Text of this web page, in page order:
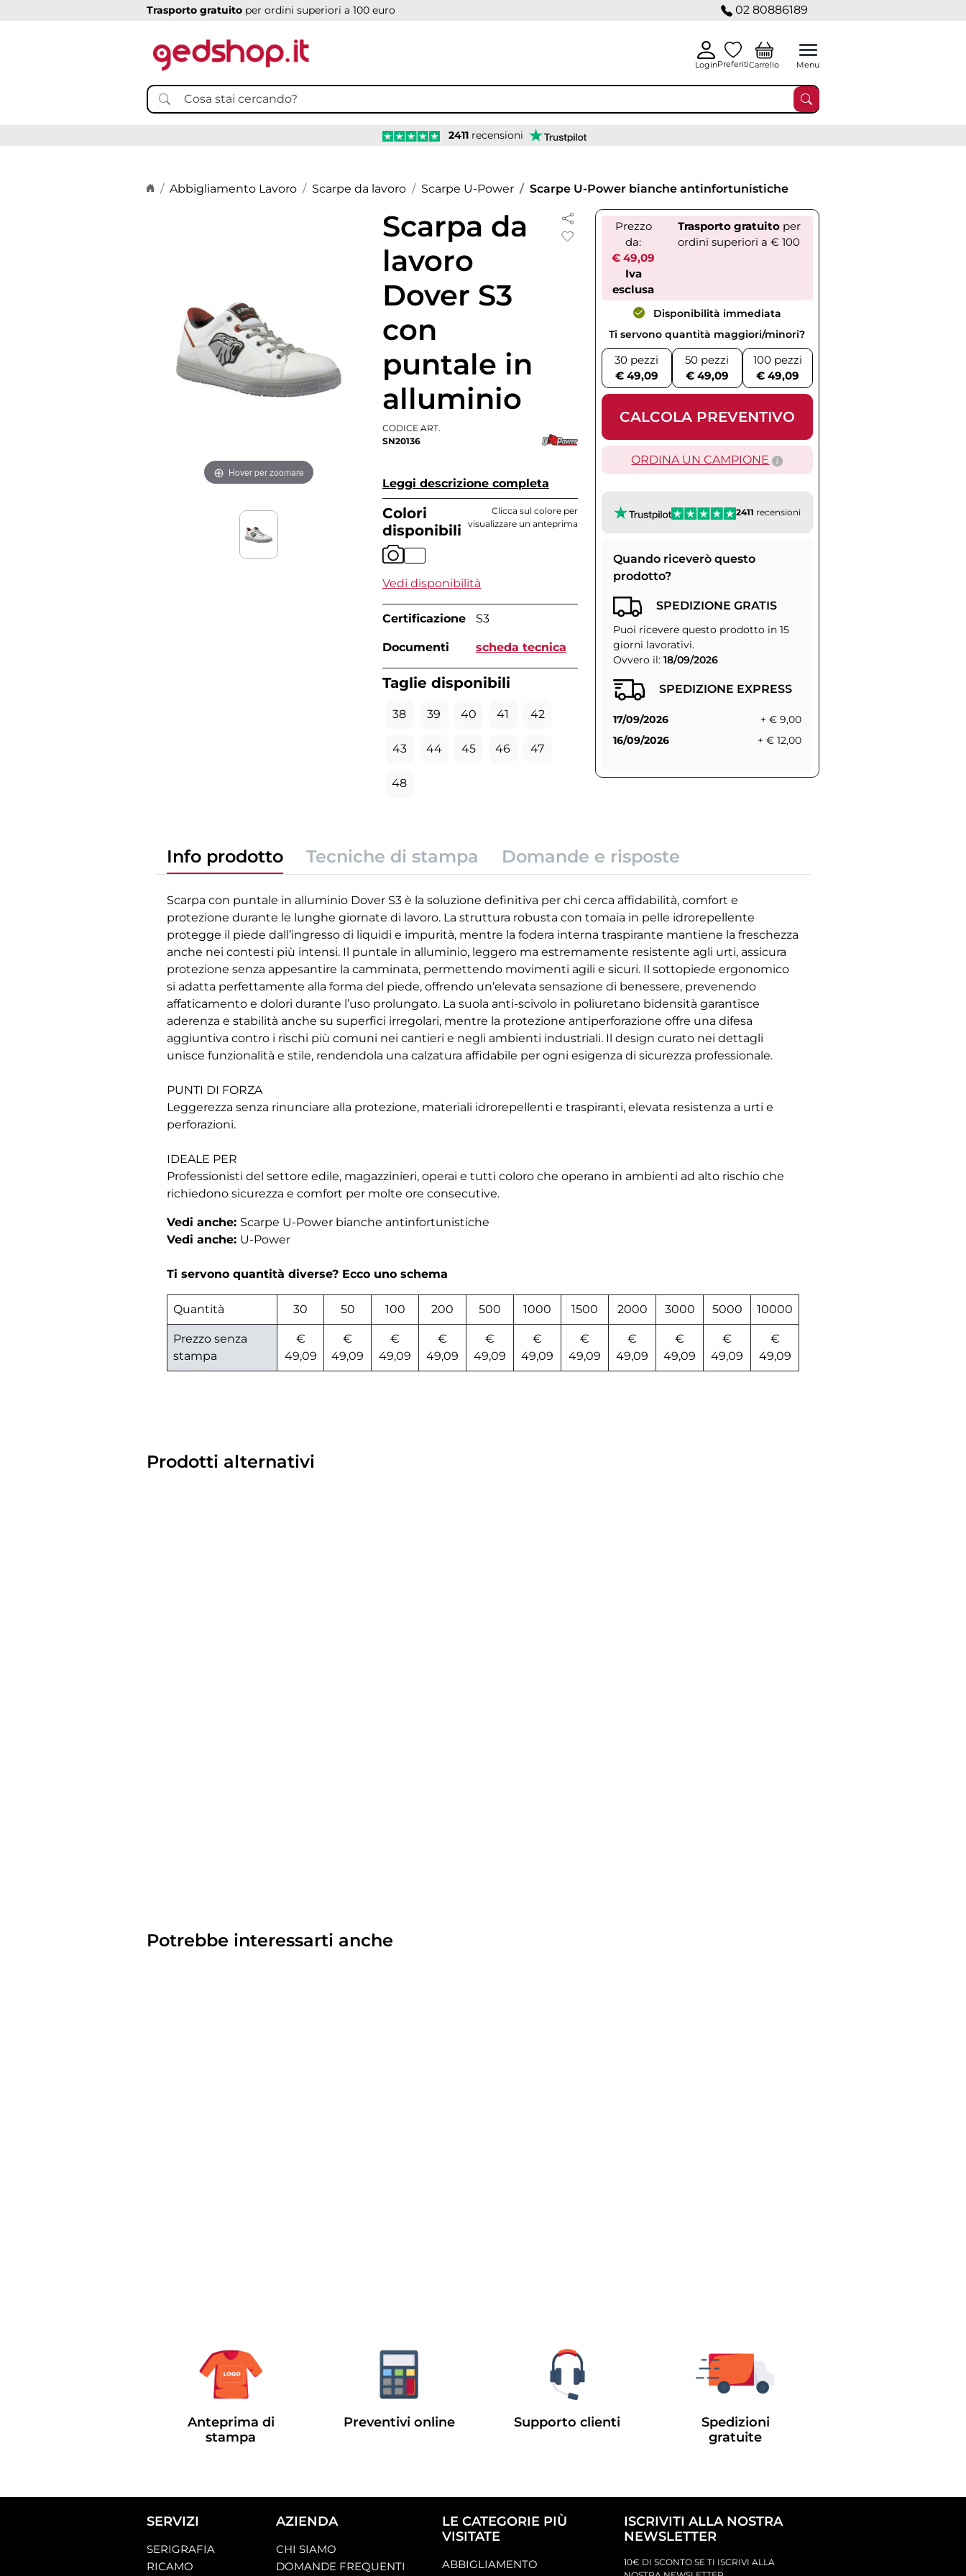
Trasporto gratuito per ordini superiori a 100 euro 02 80886189
LoginPreferitiCarrello Menu
2411 recensioni
Home page
Abbigliamento Lavoro Scarpe da lavoro Scarpe U-Power Scarpe U-Power bianche antinfortunistiche
Hover per zoomare
Scarpa da
lavoro
Dover S3
con
puntale in
alluminio
CODICE ART.
SN20136
Leggi descrizione completa
Colori
disponibili
Clicca sul colore per
visualizzare un anteprima
Vedi disponibilità
Certificazione S3
Documenti scheda tecnica
Taglie disponibili
38 39 40 41 42
43 44 45 46 47
48
Prezzo
da:
€ 49,09
Iva
esclusa
Trasporto gratuitoper
ordini superiori a € 100
Disponibilità immediata
Ti servono quantità maggiori/minori?
30 pezzi
€ 49,09
50 pezzi
€ 49,09
100 pezzi
€ 49,09
CALCOLA PREVENTIVO
ORDINA UN CAMPIONE
2411 recensioni
Quando riceverò questo
prodotto?
SPEDIZIONE GRATIS
Puoi ricevere questo prodotto in 15
giorni lavorativi.
Ovvero il: 18/09/2026
SPEDIZIONE EXPRESS
17/09/2026
+ € 9,00
16/09/2026
+ € 12,00
Info prodotto Tecniche di stampa Domande e risposte
Scarpa con puntale in alluminio Dover S3 è la soluzione definitiva per chi cerca affidabilità, comfort e
protezione durante le lunghe giornate di lavoro. La struttura robusta con tomaia in pelle idrorepellente
protegge il piede dall’ingresso di liquidi e impurità, mentre la fodera interna traspirante mantiene la freschezza
anche nei contesti più intensi. Il puntale in alluminio, leggero ma estremamente resistente agli urti, assicura
protezione senza appesantire la camminata, permettendo movimenti agili e sicuri. Il sottopiede ergonomico
si adatta perfettamente alla forma del piede, offrendo un’elevata sensazione di benessere, prevenendo
affaticamento e dolori durante l’uso prolungato. La suola anti-scivolo in poliuretano bidensità garantisce
aderenza e stabilità anche su superfici irregolari, mentre la protezione antiperforazione offre una difesa
aggiuntiva contro i rischi più comuni nei cantieri e negli ambienti industriali. Il design curato nei dettagli
unisce funzionalità e stile, rendendola una calzatura affidabile per ogni esigenza di sicurezza professionale.
PUNTI DI FORZA
Leggerezza senza rinunciare alla protezione, materiali idrorepellenti e traspiranti, elevata resistenza a urti e
perforazioni.
IDEALE PER
Professionisti del settore edile, magazzinieri, operai e tutti coloro che operano in ambienti ad alto rischio che
richiedono sicurezza e comfort per molte ore consecutive.
Vedi anche: Scarpe U-Power bianche antinfortunistiche
Vedi anche: U-Power
Ti servono quantità diverse? Ecco uno schema
Quantità 30 50 100 200 500 1000 1500 2000 3000 5000 10000
Prezzo senza
stampa
€
49,09
€
49,09
€
49,09
€
49,09
€
49,09
€
49,09
€
49,09
€
49,09
€
49,09
€
49,09
€
49,09
Prodotti alternativi
Potrebbe interessarti anche
Anteprima di
stampa
Preventivi online Supporto clienti
Spedizioni
gratuite
SERVIZI
SERIGRAFIA
RICAMO
AZIENDA
CHI SIAMO
DOMANDE FREQUENTI
LE CATEGORIE PIÙ
VISITATE
ABBIGLIAMENTO
ISCRIVITI ALLA NOSTRA
NEWSLETTER
10€ DI SCONTO SE TI ISCRIVI ALLA